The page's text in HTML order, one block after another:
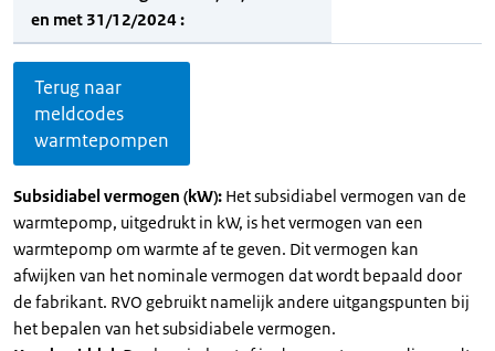
en met 31/12/2024 :
Terug naar
meldcodes
warmtepompen
Subsidiabel vermogen (kW): Het subsidiabel vermogen van de
warmtepomp, uitgedrukt in kW, is het vermogen van een
warmtepomp om warmte af te geven. Dit vermogen kan
afwijken van het nominale vermogen dat wordt bepaald door
de fabrikant. RVO gebruikt namelijk andere uitgangspunten bij
het bepalen van het subsidiabele vermogen.